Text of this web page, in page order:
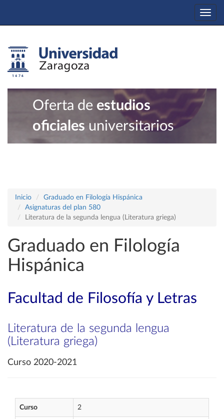
Oferta de estudios
oficiales universitarios
Inicio
Graduado en Filología Hispánica
Asignaturas del plan 580
Literatura de la segunda lengua (Literatura griega)
Graduado en Filología
Hispánica
Facultad de Filosofía y Letras
Literatura de la segunda lengua
(Literatura griega)
Curso 2020-2021
Curso 2